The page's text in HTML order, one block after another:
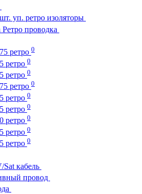
уп. ретро изоляторы
Ретро проводка
ретро 0
ретро 0
ретро 0
ретро 0
ретро 0
ретро 0
ретро 0
ретро 0
ретро 0
кабель
провод